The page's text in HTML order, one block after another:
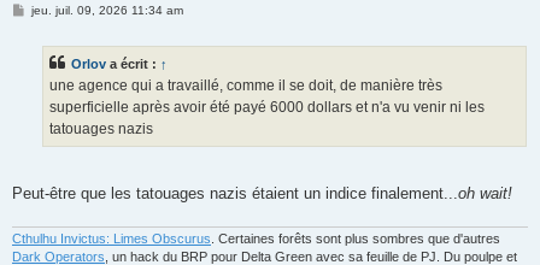
Mjeu. juil. 09, 2026 11:34 am
Orlov a écrit : ↑
une agence qui a travaillé, comme il se doit, de manière très
superficielle après avoir été payé 6000 dollars et n'a vu venir ni les
tatouages nazis
Peut-être que les tatouages nazis étaient un indice finalement...oh wait!
Cthulhu Invictus: Limes Obscurus . Certaines forêts sont plus sombres que d'autres
Dark Operators , un hack du BRP pour Delta Green avec sa feuille de PJ. Du poulpe et